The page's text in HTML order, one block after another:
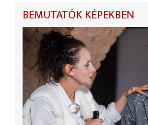
BEMUTATÓK KÉPEKBEN